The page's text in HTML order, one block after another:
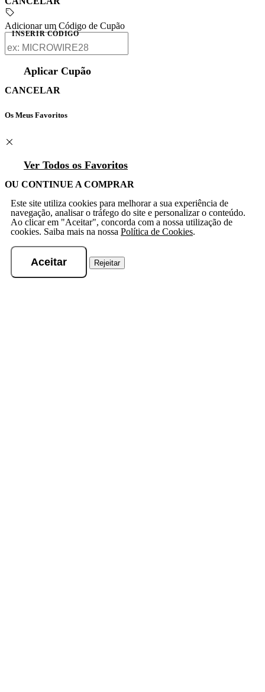
Adicionar um Código de Cupão
INSERIR CÓDIGO
Aplicar Cupão
CANCELAR
Os Meus Favoritos
Ver Todos os Favoritos
OU CONTINUE A COMPRAR
Este site utiliza cookies para melhorar a sua experiência de
navegação, analisar o tráfego do site e personalizar o conteúdo.
Ao clicar em "Aceitar", concorda com a nossa utilização de
cookies. Saiba mais na nossa Política de Cookies.
Aceitar Rejeitar